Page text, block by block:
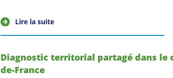
Lire la suite
Diagnostic territorial partagé dans le
de-France